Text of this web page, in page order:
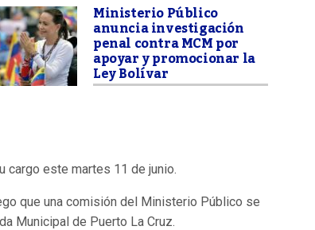
Ministerio Público
anuncia investigación
penal contra MCM por
apoyar y promocionar la
Ley Bolívar
cargo este martes 11 de junio.
que una comisión del Ministerio Público se
Municipal de Puerto La Cruz.